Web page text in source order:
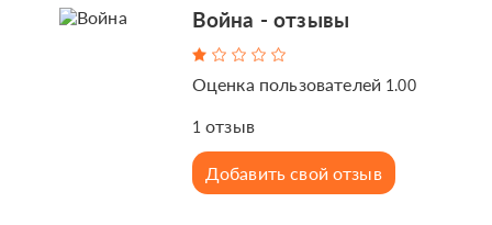
Война - отзывы
Оценка пользователей 1.00
1 отзыв
Добавить свой отзыв